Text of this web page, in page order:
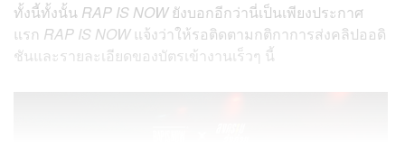
ทั้งนี้ทั้งนั้น RAP IS NOWยังบอกอีกว่านี่เป็นเพียงประกาศ
แรก RAP IS NOW แจ้งว่าให้รอติดตามกติกาการส่งคลิปออดิ
ชันและรายละเอียดของบัตรเข้างานเร็วๆ นี้